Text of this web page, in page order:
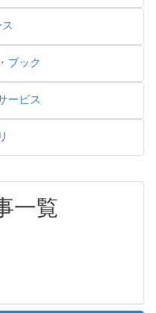
ブック
ービス
一覧